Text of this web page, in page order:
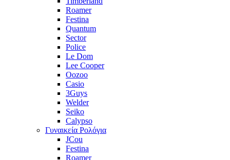
Roamer
Festina
Quantum
Sector
Police
Le Dom
Lee Cooper
Oozoo
Casio
3Guys
Welder
Seiko
Calypso
Γυναικεία Ρολόγια
JCou
Festina
Roamer